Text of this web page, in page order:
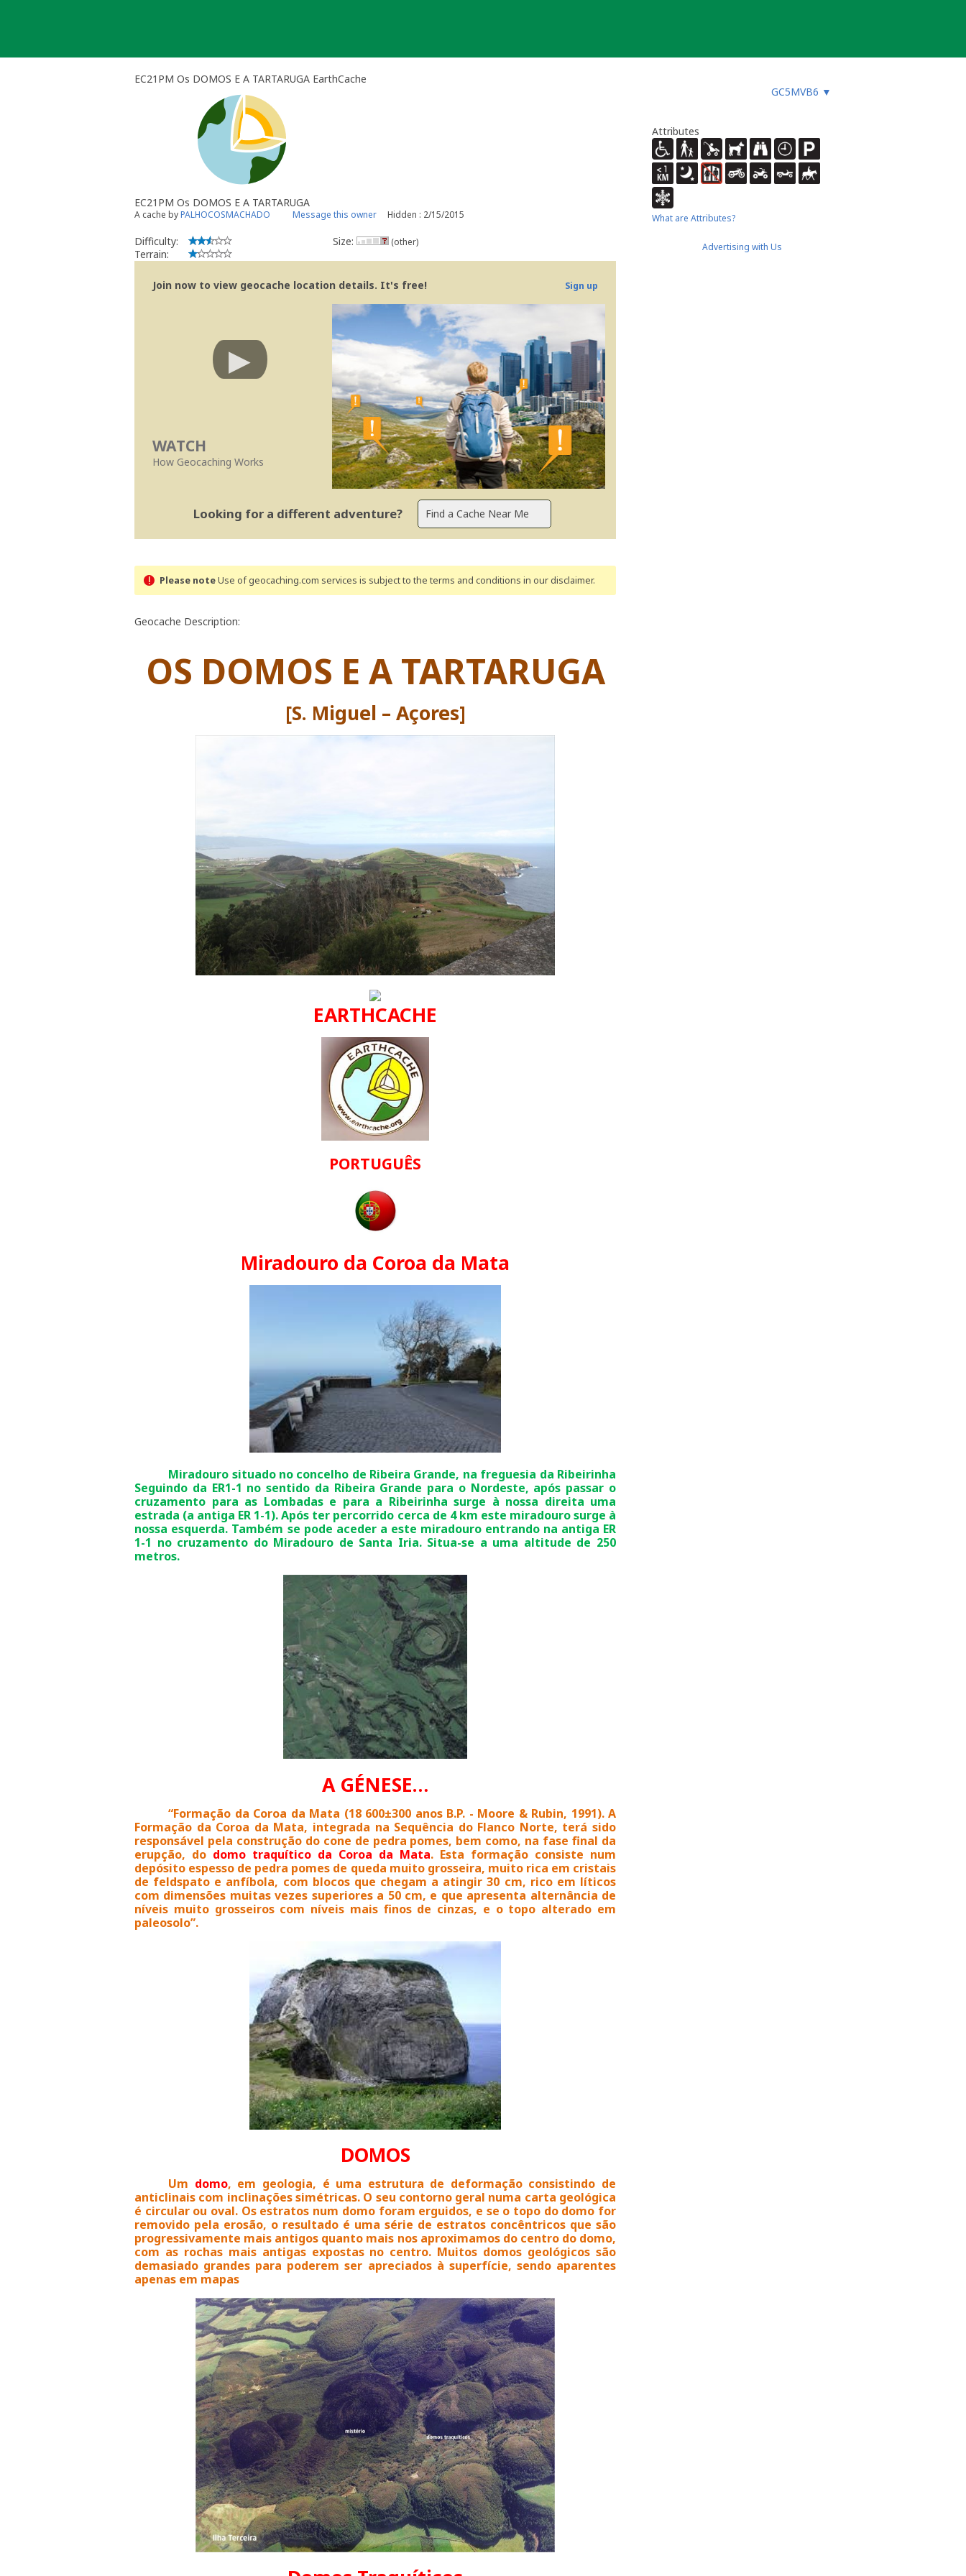
EC21PM Os DOMOS E A TARTARUGA EarthCache
GC5MVB6 ▼
EC21PM Os DOMOS E A TARTARUGA
A cache byPALHOCOSMACHADO Message this owner Hidden : 2/15/2015
Difficulty:
Terrain:
Size: (other)
Join now to view geocache location details. It's free! Sign up
WATCH
How Geocaching Works
Looking for a different adventure?
Please noteUse of geocaching.com services is subject to the terms and conditions in our disclaimer.
Geocache Description:
OS DOMOS E A TARTARUGA
[S. Miguel – Açores]
EARTHCACHE
PORTUGUÊS
Miradouro da Coroa da Mata
Miradouro situado no concelho de Ribeira Grande, na freguesia da Ribeirinha
Seguindo da ER1-1 no sentido da Ribeira Grande para o Nordeste, após passar o
cruzamento para as Lombadas e para a Ribeirinha surge à nossa direita uma
estrada (a antiga ER 1-1). Após ter percorrido cerca de 4 km este miradouro surge à
nossa esquerda. Também se pode aceder a este miradouro entrando na antiga ER
1-1 no cruzamento do Miradouro de Santa Iria. Situa-se a uma altitude de 250
metros.
A GÉNESE…
“Formação da Coroa da Mata (18 600±300 anos B.P. - Moore & Rubin, 1991). A
Formação da Coroa da Mata, integrada na Sequência do Flanco Norte, terá sido
responsável pela construção do cone de pedra pomes, bem como, na fase final da
erupção, do domo traquítico da Coroa da Mata. Esta formação consiste num
depósito espesso de pedra pomes de queda muito grosseira, muito rica em cristais
de feldspato e anfíbola, com blocos que chegam a atingir 30 cm, rico em líticos
com dimensões muitas vezes superiores a 50 cm, e que apresenta alternância de
níveis muito grosseiros com níveis mais finos de cinzas, e o topo alterado em
paleosolo”.
DOMOS
Um domo, em geologia, é uma estrutura de deformação consistindo de
anticlinais com inclinações simétricas. O seu contorno geral numa carta geológica
é circular ou oval. Os estratos num domo foram erguidos, e se o topo do domo for
removido pela erosão, o resultado é uma série de estratos concêntricos que são
progressivamente mais antigos quanto mais nos aproximamos do centro do domo,
com as rochas mais antigas expostas no centro. Muitos domos geológicos são
demasiado grandes para poderem ser apreciados à superfície, sendo aparentes
apenas em mapas
Attributes
What are Attributes?
Advertising with Us